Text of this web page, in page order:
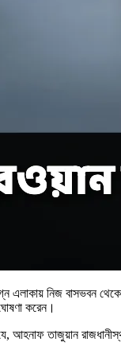
এলাকায় নিজ বাসভবন
করেন।
আহনাফ তাজুয়ান